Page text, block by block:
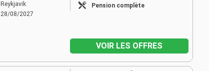
Reykjavik
28/08/2027
Pension complète
VOIR LES OFFRES